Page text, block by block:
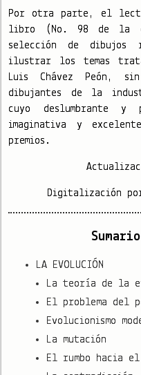
Por otra parte, el
libro (No. 98 de la
selección de dibujos
ilustrar los temas
Luis Chávez Peón,
dibujantes de la
cuyo deslumbrante y
imaginativa y
premios.
Digitalización
LA EVOLUCIÓN
La teoría de la
El problema del
Evolucionismo
La mutación
El rumbo hacia